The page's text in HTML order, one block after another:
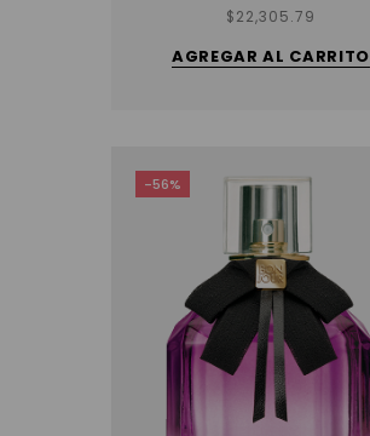
$22,305.79
AGREGAR AL CARRITO
-56%